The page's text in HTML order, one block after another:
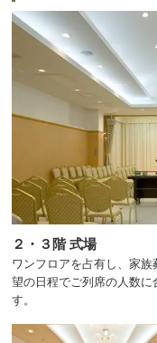
２・３階 式場
ワンフロアを占有し、家
望の日程でご列席の人数
す。